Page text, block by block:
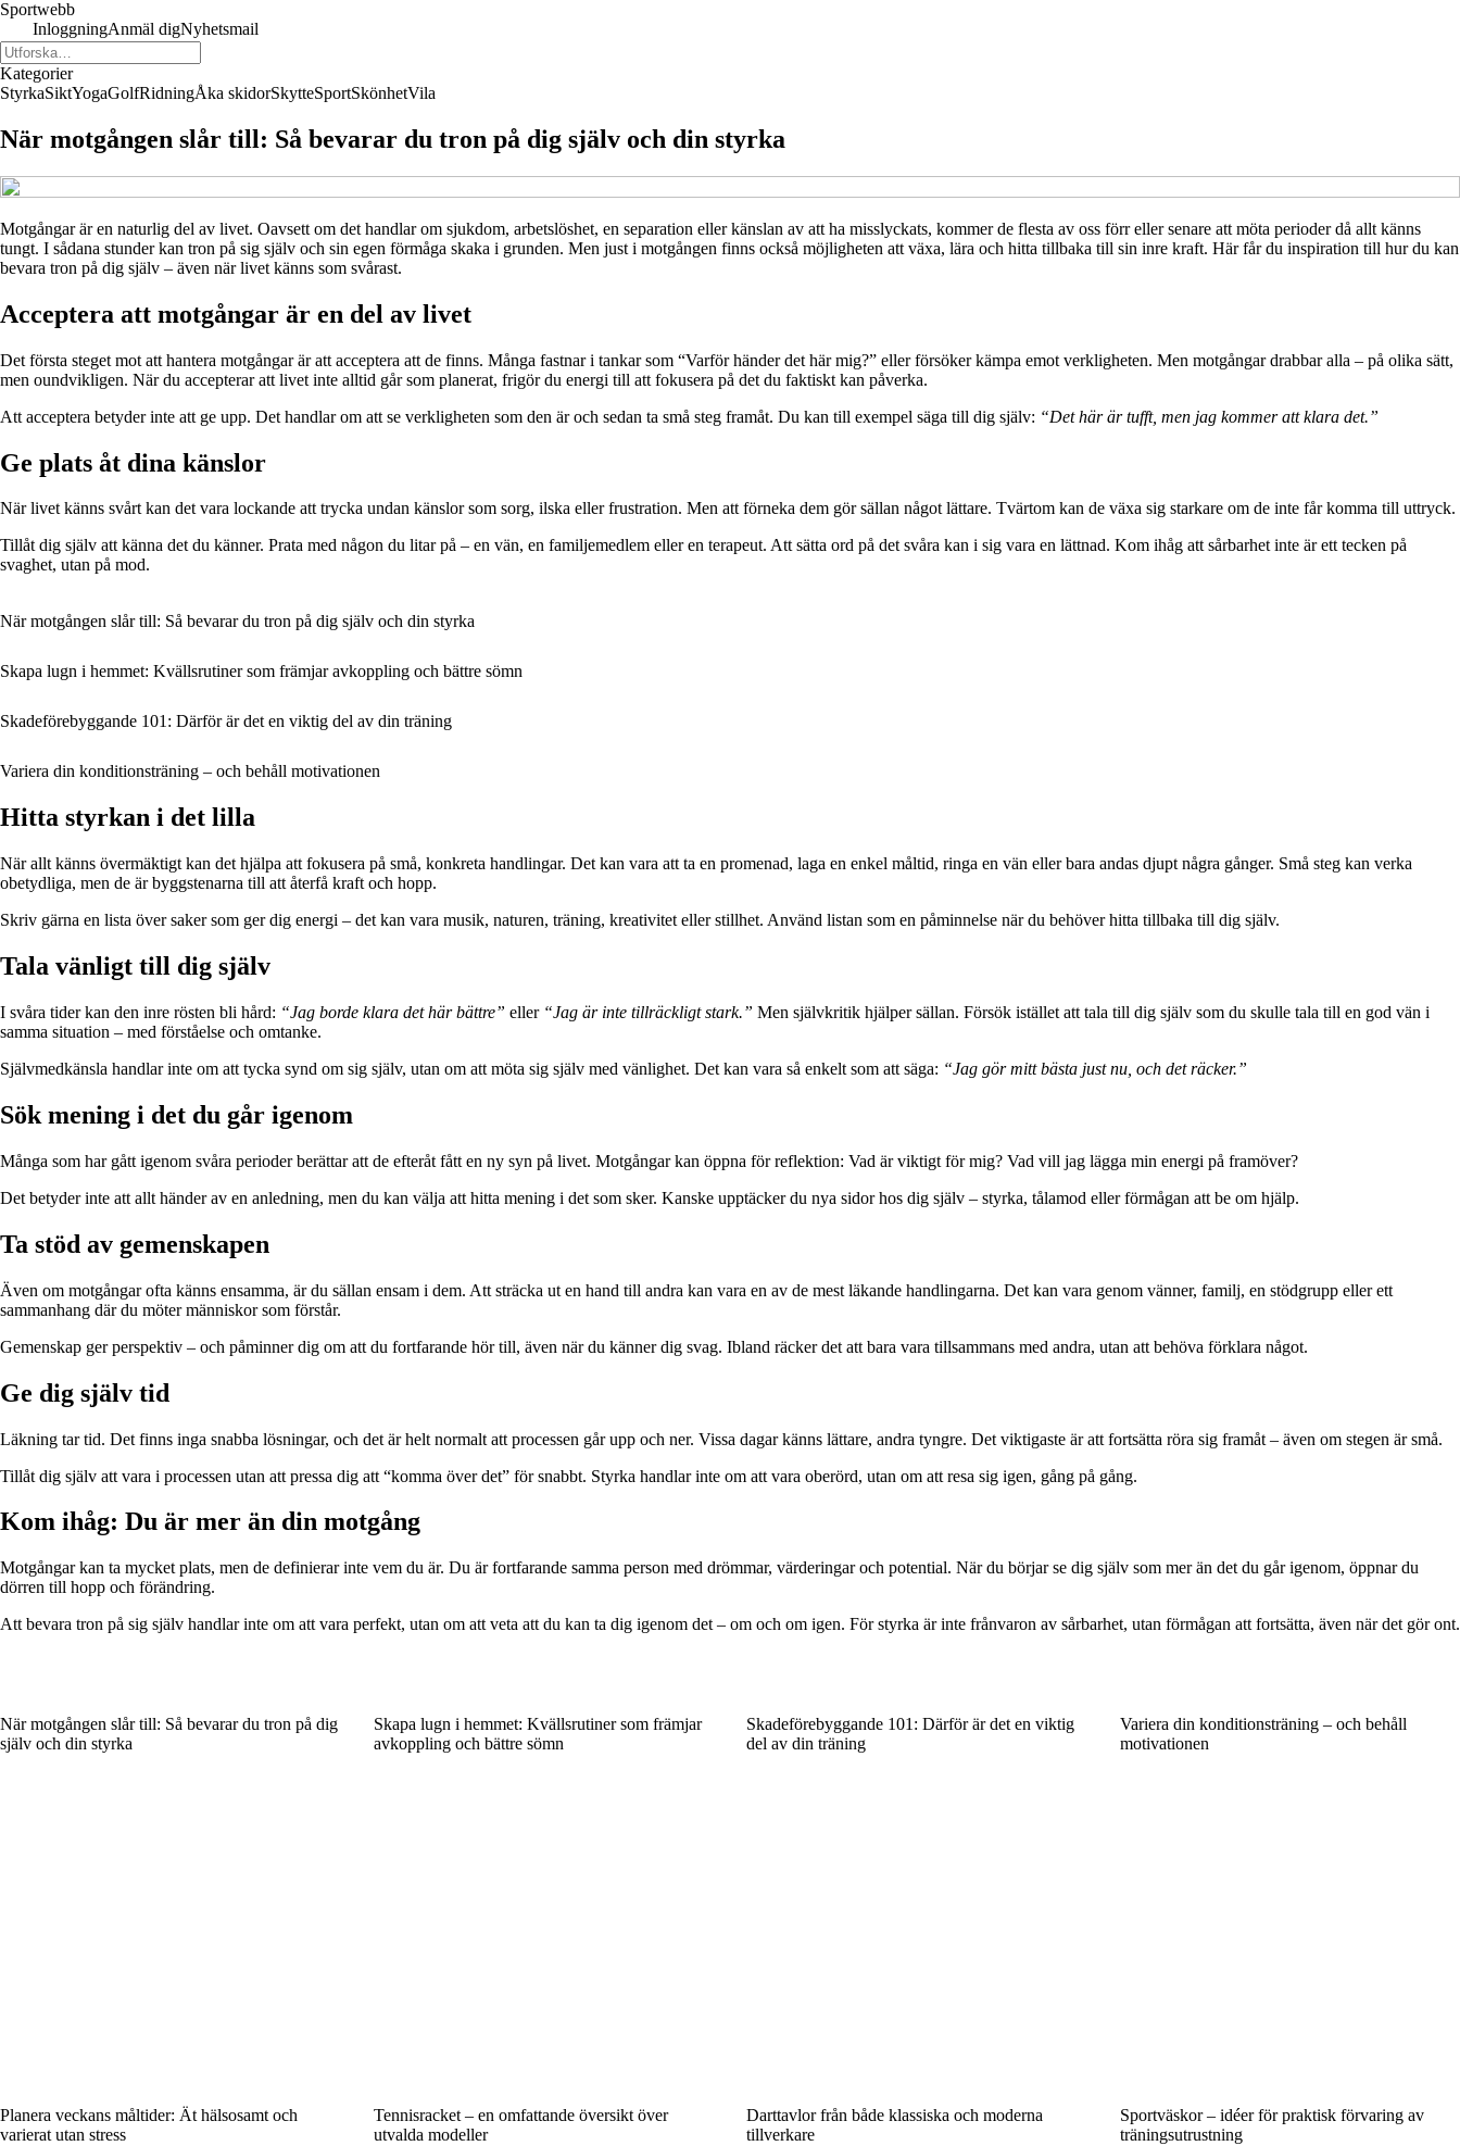
Sportwebb
InloggningAnmäl digNyhetsmail
Kategorier
StyrkaSiktYogaGolfRidningÅka skidorSkytteSportSkönhetVila
När motgången slår till: Så bevarar du tron på dig själv och din styrka
Motgångar är en naturlig del av livet. Oavsett om det handlar om sjukdom, arbetslöshet, en separation eller känslan av att ha misslyckats, kommer de flesta av oss förr eller senare att möta perioder då allt känns
tungt. I sådana stunder kan tron på sig själv och sin egen förmåga skaka i grunden. Men just i motgången finns också möjligheten att växa, lära och hitta tillbaka till sin inre kraft. Här får du inspiration till hur du kan
bevara tron på dig själv – även när livet känns som svårast.
Acceptera att motgångar är en del av livet
Det första steget mot att hantera motgångar är att acceptera att de finns. Många fastnar i tankar som “Varför händer det här mig?” eller försöker kämpa emot verkligheten. Men motgångar drabbar alla – på olika sätt,
men oundvikligen. När du accepterar att livet inte alltid går som planerat, frigör du energi till att fokusera på det du faktiskt kan påverka.
Att acceptera betyder inte att ge upp. Det handlar om att se verkligheten som den är och sedan ta små steg framåt. Du kan till exempel säga till dig själv: “Det här är tufft, men jag kommer att klara det.”
Ge plats åt dina känslor
När livet känns svårt kan det vara lockande att trycka undan känslor som sorg, ilska eller frustration. Men att förneka dem gör sällan något lättare. Tvärtom kan de växa sig starkare om de inte får komma till uttryck.
Tillåt dig själv att känna det du känner. Prata med någon du litar på – en vän, en familjemedlem eller en terapeut. Att sätta ord på det svåra kan i sig vara en lättnad. Kom ihåg att sårbarhet inte är ett tecken på
svaghet, utan på mod.
När motgången slår till: Så bevarar du tron på dig själv och din styrka
Skapa lugn i hemmet: Kvällsrutiner som främjar avkoppling och bättre sömn
Skadeförebyggande 101: Därför är det en viktig del av din träning
Variera din konditionsträning – och behåll motivationen
Hitta styrkan i det lilla
När allt känns övermäktigt kan det hjälpa att fokusera på små, konkreta handlingar. Det kan vara att ta en promenad, laga en enkel måltid, ringa en vän eller bara andas djupt några gånger. Små steg kan verka
obetydliga, men de är byggstenarna till att återfå kraft och hopp.
Skriv gärna en lista över saker som ger dig energi – det kan vara musik, naturen, träning, kreativitet eller stillhet. Använd listan som en påminnelse när du behöver hitta tillbaka till dig själv.
Tala vänligt till dig själv
I svåra tider kan den inre rösten bli hård: “Jag borde klara det här bättre” eller “Jag är inte tillräckligt stark.” Men självkritik hjälper sällan. Försök istället att tala till dig själv som du skulle tala till en god vän i
samma situation – med förståelse och omtanke.
Självmedkänsla handlar inte om att tycka synd om sig själv, utan om att möta sig själv med vänlighet. Det kan vara så enkelt som att säga: “Jag gör mitt bästa just nu, och det räcker.”
Sök mening i det du går igenom
Många som har gått igenom svåra perioder berättar att de efteråt fått en ny syn på livet. Motgångar kan öppna för reflektion: Vad är viktigt för mig? Vad vill jag lägga min energi på framöver?
Det betyder inte att allt händer av en anledning, men du kan välja att hitta mening i det som sker. Kanske upptäcker du nya sidor hos dig själv – styrka, tålamod eller förmågan att be om hjälp.
Ta stöd av gemenskapen
Även om motgångar ofta känns ensamma, är du sällan ensam i dem. Att sträcka ut en hand till andra kan vara en av de mest läkande handlingarna. Det kan vara genom vänner, familj, en stödgrupp eller ett
sammanhang där du möter människor som förstår.
Gemenskap ger perspektiv – och påminner dig om att du fortfarande hör till, även när du känner dig svag. Ibland räcker det att bara vara tillsammans med andra, utan att behöva förklara något.
Ge dig själv tid
Läkning tar tid. Det finns inga snabba lösningar, och det är helt normalt att processen går upp och ner. Vissa dagar känns lättare, andra tyngre. Det viktigaste är att fortsätta röra sig framåt – även om stegen är små.
Tillåt dig själv att vara i processen utan att pressa dig att “komma över det” för snabbt. Styrka handlar inte om att vara oberörd, utan om att resa sig igen, gång på gång.
Kom ihåg: Du är mer än din motgång
Motgångar kan ta mycket plats, men de definierar inte vem du är. Du är fortfarande samma person med drömmar, värderingar och potential. När du börjar se dig själv som mer än det du går igenom, öppnar du
dörren till hopp och förändring.
Att bevara tron på sig själv handlar inte om att vara perfekt, utan om att veta att du kan ta dig igenom det – om och om igen. För styrka är inte frånvaron av sårbarhet, utan förmågan att fortsätta, även när det gör ont.
När motgången slår till: Så bevarar du tron på dig
själv och din styrka
Skapa lugn i hemmet: Kvällsrutiner som främjar
avkoppling och bättre sömn
Skadeförebyggande 101: Därför är det en viktig
del av din träning
Variera din konditionsträning – och behåll
motivationen
Planera veckans måltider: Ät hälsosamt och
varierat utan stress
Tennisracket – en omfattande översikt över
utvalda modeller
Darttavlor från både klassiska och moderna
tillverkare
Sportväskor – idéer för praktisk förvaring av
träningsutrustning